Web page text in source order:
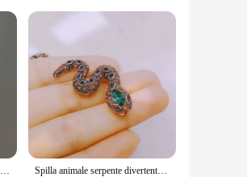
Each piece is
striking but also symbolizes the
fashion trends.
to suit any scenario. The
it's a reflection of your
Moda Vintage oro metallo spille a forma di serpente per donna uomo vestito abbigliamento personalizzato spilla di pitone spille da bavero gioielli per feste Spilla animale serpente divertente colore strass donna accessori per abbigliamento da festa spilla serpente carino regalo per bambini